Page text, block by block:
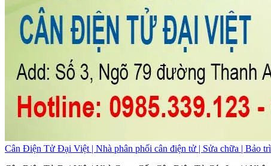
Cân Điện Tử Đại Việt | Nhà phân phối cân điện tử | Sửa chữa | Bảo